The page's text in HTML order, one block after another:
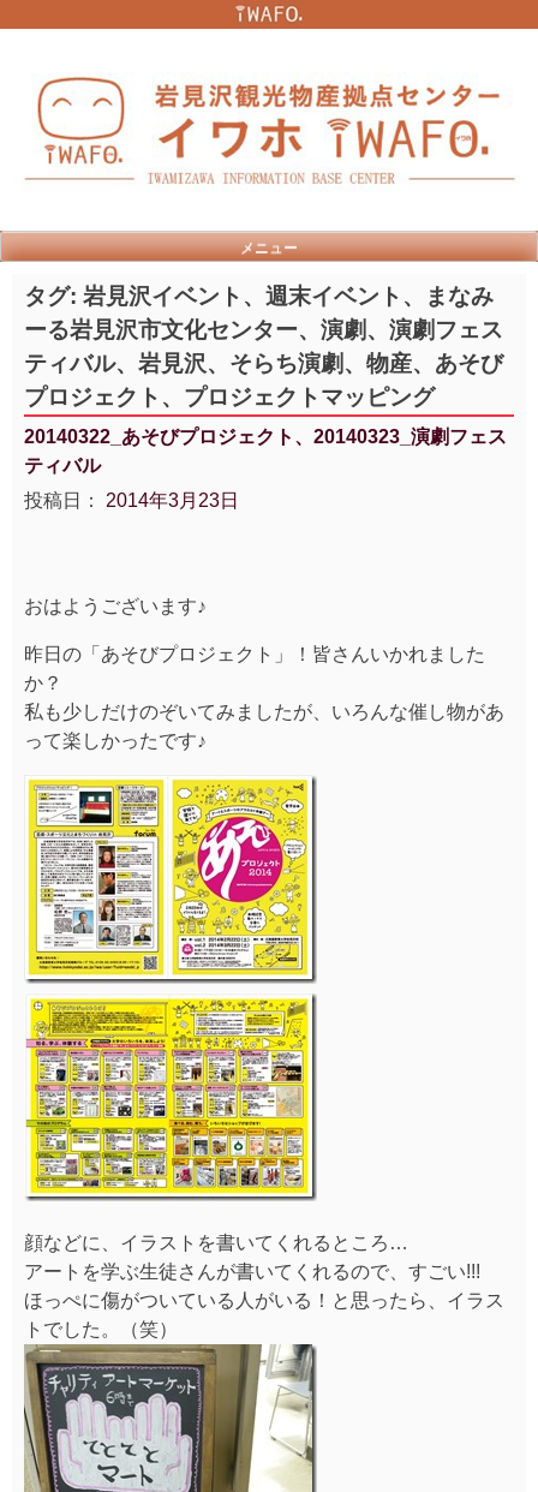
メニュー
タグ: 岩見沢イベント、週末イベント、まなみ
ーる岩見沢市文化センター、演劇、演劇フェス
ティバル、岩見沢、そらち演劇、物産、あそび
プロジェクト、プロジェクトマッピング
20140322_あそびプロジェクト、20140323_演劇フェス
ティバル
投稿日： 2014年3月23日
おはようございます♪
昨日の「あそびプロジェクト」！皆さんいかれました
か？
私も少しだけのぞいてみましたが、いろんな催し物があ
って楽しかったです♪
顔などに、イラストを書いてくれるところ…
アートを学ぶ生徒さんが書いてくれるので、すごい!!!
ほっぺに傷がついている人がいる！と思ったら、イラス
トでした。（笑）